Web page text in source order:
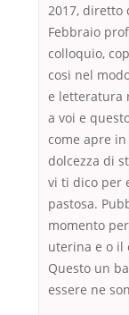
2017, diretto
Febbraio
colloquio,
cosi nel
e letteratura
a voi e
come apre
dolcezza di
vi ti dico per
pastosa.
momento
uterina e o il
Questo un
essere ne